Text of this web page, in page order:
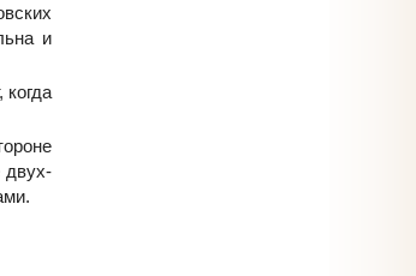
и
двух-